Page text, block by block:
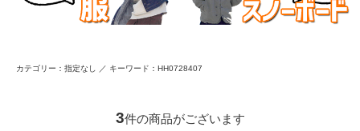
カテゴリー：指定なし ／ キーワード：HH0728407
3件の商品がございます